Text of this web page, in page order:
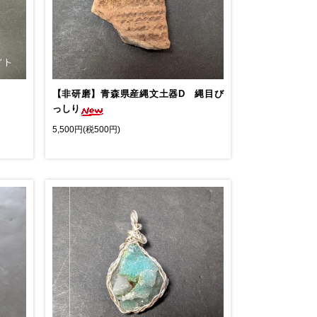
【非研磨】青森県産縄文土器D 縄目び
っしり
5,500円(税500円)